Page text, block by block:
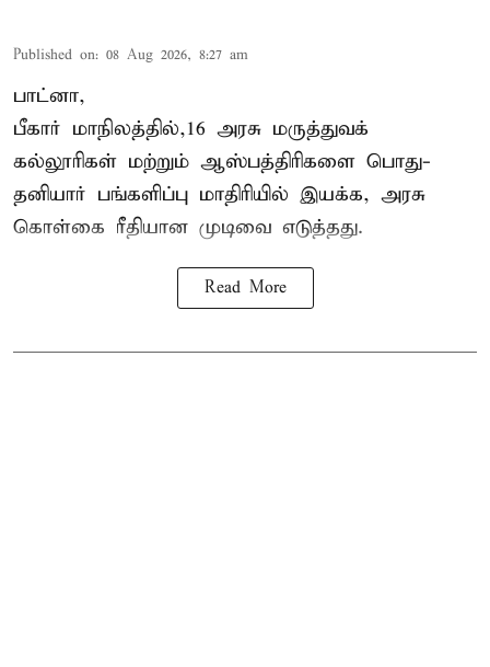
Published on: 08 Aug 2026, 8:27 am
பாட்னா,
பீகார் மாநிலத்தில்,16 அரசு மருத்துவக்
கல்லூரிகள் மற்றும் ஆஸ்பத்திரிகளை பொது-
தனியார் பங்களிப்பு மாதிரியில் இயக்க, அரசு
கொள்கை ரீதியான முடிவை எடுத்தது.
Read More